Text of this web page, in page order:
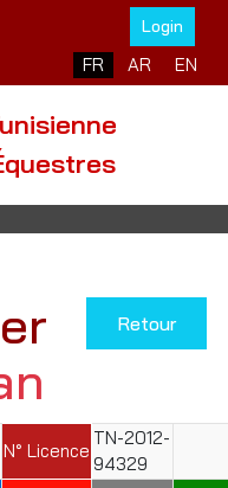
Login
Sélectionnez votre
FR AR EN
Retour
N° Licence
TN-2012-
94329